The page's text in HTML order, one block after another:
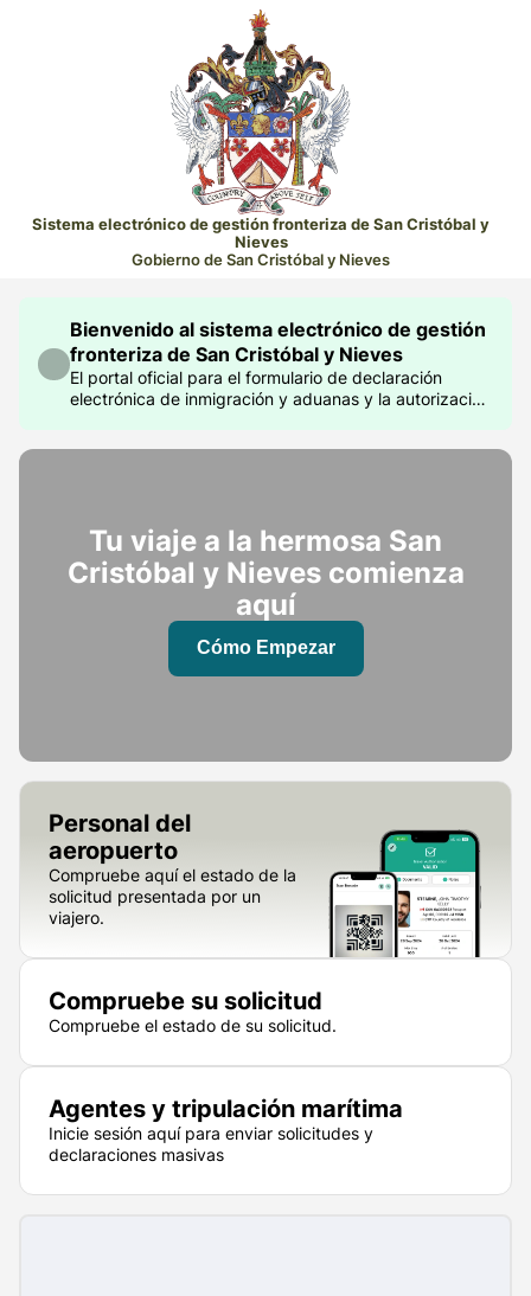
Sistema electrónico de gestión fronteriza de San Cristóbal y
Nieves
Gobierno de San Cristóbal y Nieves
Bienvenido al sistema electrónico de gestión
fronteriza de San Cristóbal y Nieves
El portal oficial para el formulario de declaración
electrónica de inmigración y aduanas y la autorización
Tu viaje a la hermosa San
Cristóbal y Nieves comienza
aquí
Cómo Empezar
Personal del
aeropuerto
Compruebe aquí el estado de la
solicitud presentada por un
viajero.
Compruebe su solicitud
Compruebe el estado de su solicitud.
Agentes y tripulación marítima
Inicie sesión aquí para enviar solicitudes y
declaraciones masivas